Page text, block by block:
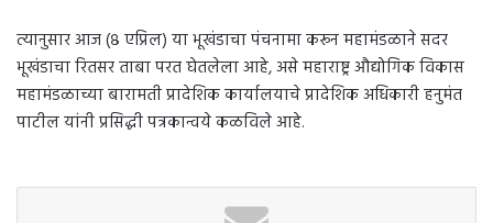
त्यानुसार आज (८ एप्रिल) या भूखंडाचा पंचनामा करून महामंडळाने सदर
भूखंडाचा रितसर ताबा परत घेतलेला आहे, असे महाराष्ट्र औद्योगिक विकास
महामंडळाच्या बारामती प्रादेशिक कार्यालयाचे प्रादेशिक अधिकारी हनुमंत
पाटील यांनी प्रसिद्धी पत्रकान्वये कळविले आहे.